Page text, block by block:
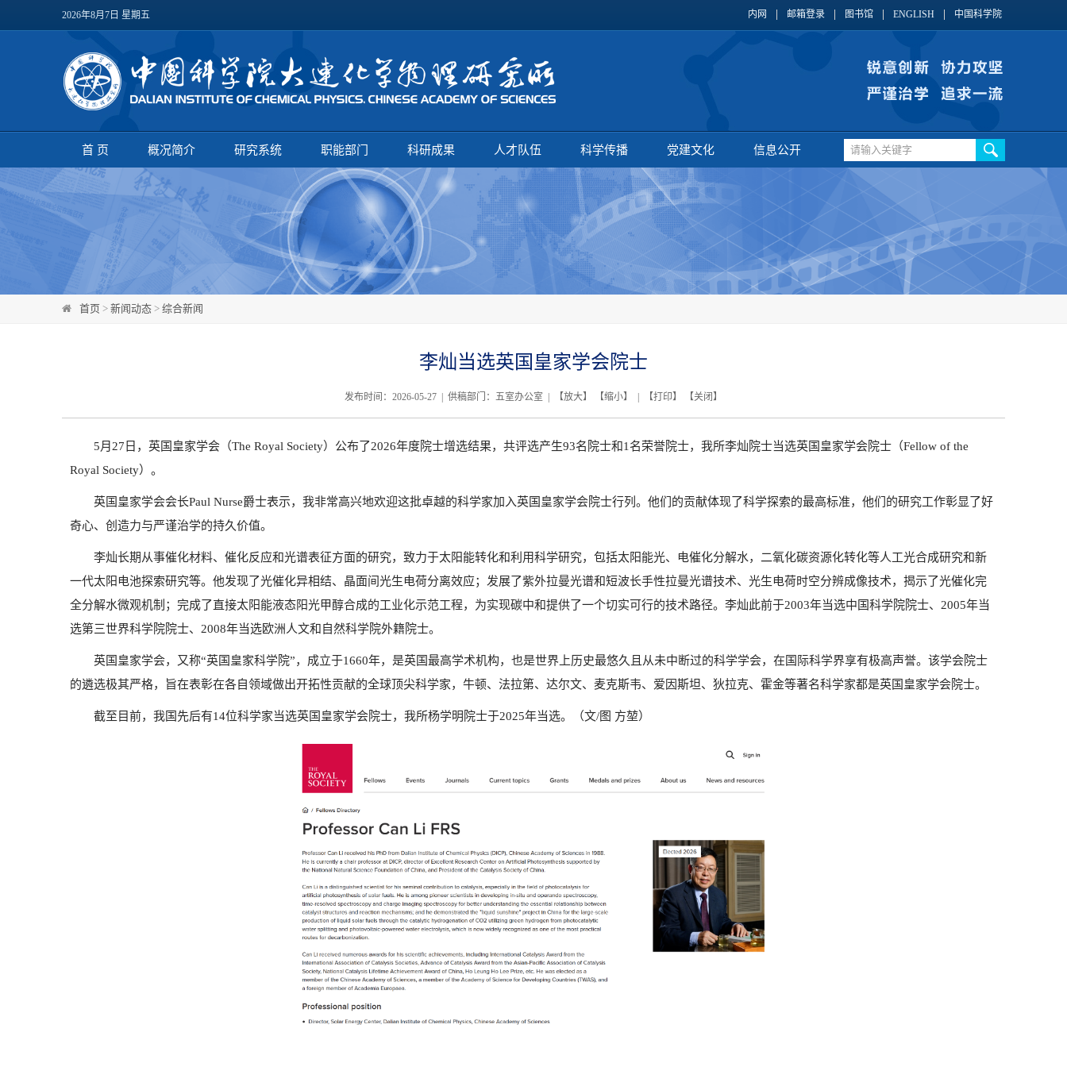
2026年8月7日 星期五 内网 邮箱登录 图书馆 ENGLISH 中国科学院
首 页 概况简介 研究系统 职能部门 科研成果 人才队伍 科学传播 党建文化 信息公开
首页 > 新闻动态 > 综合新闻
李灿当选英国皇家学会院士
发布时间：2026-05-27 | 供稿部门：五室办公室 | 【放大】 【缩小】 | 【打印】 【关闭 】
5月27日，英国皇家学会（The Royal Society）公布了2026年度院士增选结果，共评选产生93名院士和1名荣誉院士，我所李灿院士当选英国皇家学会院士（Fellow of the
Royal Society）。
英国皇家学会会长Paul Nurse爵士表示，我非常高兴地欢迎这批卓越的科学家加入英国皇家学会院士行列。他们的贡献体现了科学探索的最高标准，他们的研究工作彰显了好
奇心、创造力与严谨治学的持久价值。
李灿长期从事催化材料、催化反应和光谱表征方面的研究，致力于太阳能转化和利用科学研究，包括太阳能光、电催化分解水，二氧化碳资源化转化等人工光合成研究和新
一代太阳电池探索研究等。他发现了光催化异相结、晶面间光生电荷分离效应；发展了紫外拉曼光谱和短波长手性拉曼光谱技术、光生电荷时空分辨成像技术，揭示了光催化完
全分解水微观机制；完成了直接太阳能液态阳光甲醇合成的工业化示范工程，为实现碳中和提供了一个切实可行的技术路径。李灿此前于2003年当选中国科学院院士、2005年当
选第三世界科学院院士、2008年当选欧洲人文和自然科学院外籍院士。
英国皇家学会，又称“英国皇家科学院”，成立于1660年，是英国最高学术机构，也是世界上历史最悠久且从未中断过的科学学会，在国际科学界享有极高声誉。该学会院士
的遴选极其严格，旨在表彰在各自领域做出开拓性贡献的全球顶尖科学家，牛顿、法拉第、达尔文、麦克斯韦、爱因斯坦、狄拉克、霍金等著名科学家都是英国皇家学会院士。
截至目前，我国先后有14位科学家当选英国皇家学会院士，我所杨学明院士于2025年当选。（文/图 方堃）